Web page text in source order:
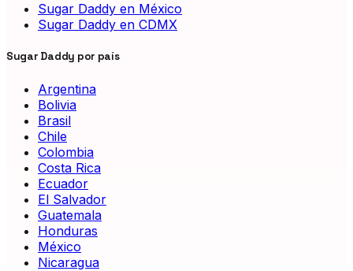
Sugar Daddy en México
Sugar Daddy en CDMX
Sugar Daddy por país
Argentina
Bolivia
Brasil
Chile
Colombia
Costa Rica
Ecuador
El Salvador
Guatemala
Honduras
México
Nicaragua